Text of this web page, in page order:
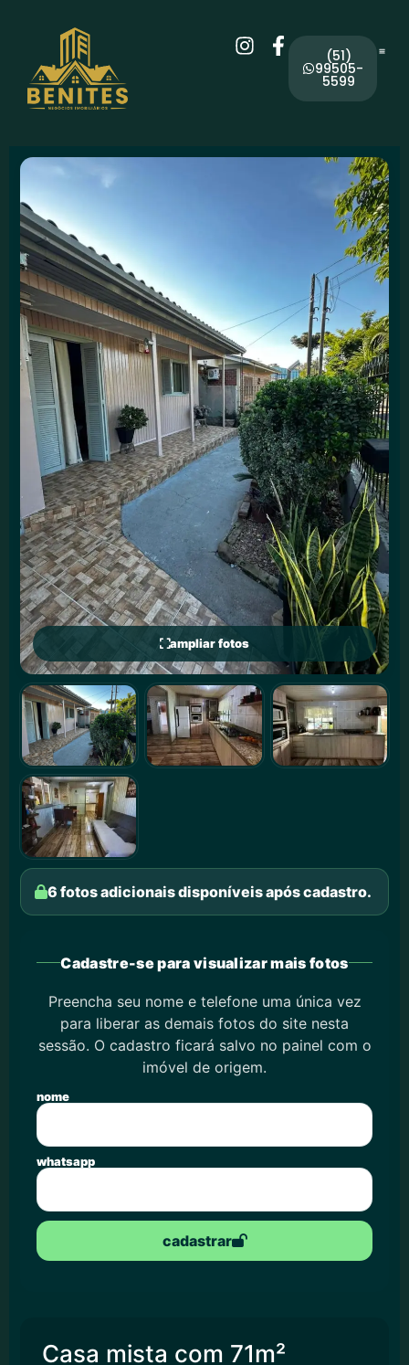
(51)
99505-
5599
ampliar fotos
6 fotos adicionais disponíveis após cadastro.
Cadastre-se para visualizar mais fotos
Preencha seu nome e telefone uma única vez
para liberar as demais fotos do site nesta
sessão. O cadastro ficará salvo no painel com o
imóvel de origem.
nome
whatsapp
cadastrar
Casa mista com 71m²